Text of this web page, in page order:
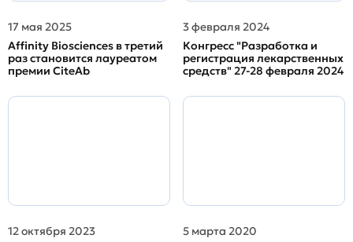
17 мая 2025
Affinity Biosciences в третий
раз становится лауреатом
премии CiteAb
3 февраля 2024
Конгресс "Разработка и
регистрация лекарственных
средств" 27-28 февраля 2024
12 октября 2023
5 марта 2020